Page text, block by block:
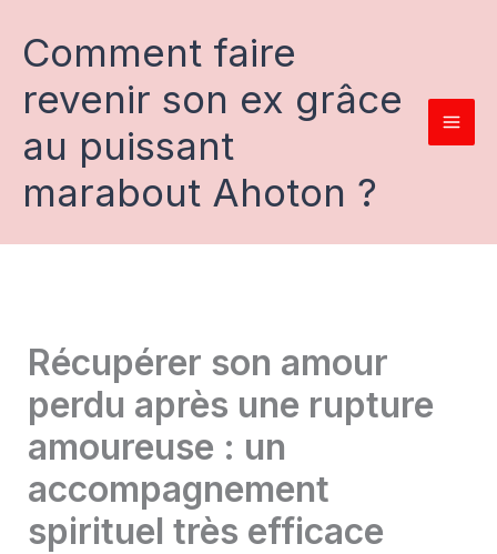
contenu
Comment faire
revenir son ex grâce
au puissant
marabout Ahoton ?
Récupérer son amour
perdu après une rupture
amoureuse : un
accompagnement
spirituel très efficace